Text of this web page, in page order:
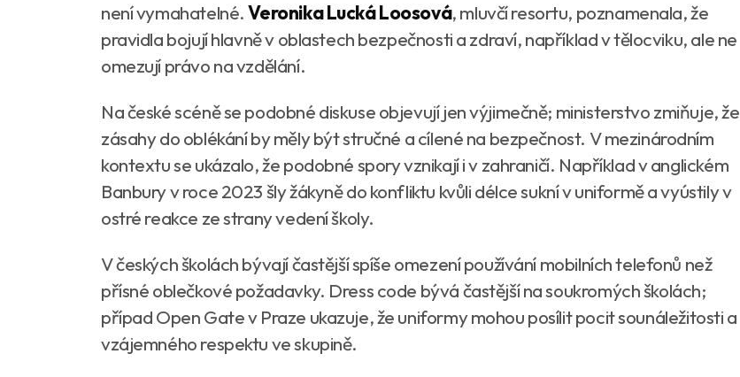
není vymahatelné.Veronika Lucká Loosová, mluvčí resortu, poznamenala, že
pravidla bojují hlavně v oblastech bezpečnosti a zdraví, například v tělocviku, ale ne
omezují právo na vzdělání.
Na české scéně se podobné diskuse objevují jen výjimečně; ministerstvo zmiňuje, že
zásahy do oblékání by měly být stručné a cílené na bezpečnost. V mezinárodním
kontextu se ukázalo, že podobné spory vznikají i v zahraničí. Například v anglickém
Banbury v roce 2023 šly žákyně do konfliktu kvůli délce sukní v uniformě a vyústily v
ostré reakce ze strany vedení školy.
V českých školách bývají častější spíše omezení používání mobilních telefonů než
přísné oblečkové požadavky. Dress code bývá častější na soukromých školách;
případ Open Gate v Praze ukazuje, že uniformy mohou posílit pocit sounáležitosti a
vzájemného respektu ve skupině.